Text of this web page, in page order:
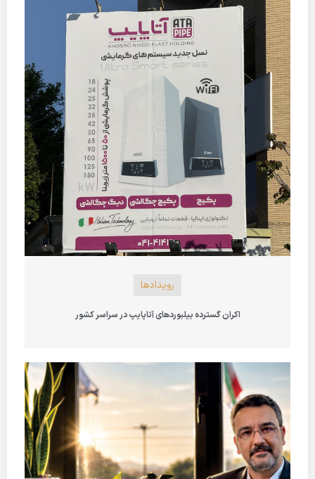
رویدادها
اکران گسترده بیلبوردهای آتاپایپ در سراسر کشور